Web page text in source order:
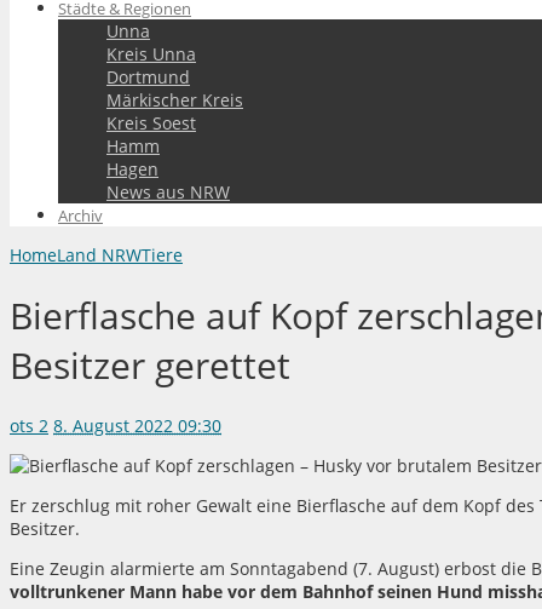
Städte & Regionen
Unna
Kreis Unna
Dortmund
Märkischer Kreis
Kreis Soest
Hamm
Hagen
News aus NRW
Archiv
HomeLand NRWTiere
Bierflasche auf Kopf
Besitzer gerettet
ots 2 8. August 2022 09:30
Er zerschlug mit roher Gewalt eine Bierflasche auf dem Kopf
Besitzer.
Eine Zeugin alarmierte am Sonntagabend (7. August) erbost
volltrunkener Mann habe vor dem Bahnhof seinen Hund